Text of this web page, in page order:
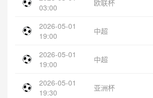
03:00
欧联杯
2026-05-01
19:00
中超
2026-05-01
19:00
中超
2026-05-01
19:30
亚洲杯